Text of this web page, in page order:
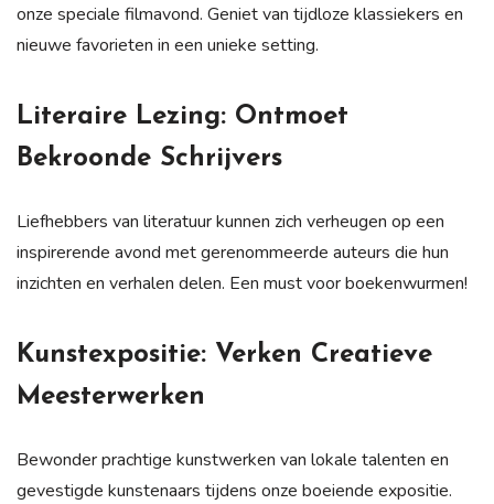
onze speciale filmavond. Geniet van tijdloze klassiekers en
nieuwe favorieten in een unieke setting.
Literaire Lezing: Ontmoet
Bekroonde Schrijvers
Liefhebbers van literatuur kunnen zich verheugen op een
inspirerende avond met gerenommeerde auteurs die hun
inzichten en verhalen delen. Een must voor boekenwurmen!
Kunstexpositie: Verken Creatieve
Meesterwerken
Bewonder prachtige kunstwerken van lokale talenten en
gevestigde kunstenaars tijdens onze boeiende expositie.